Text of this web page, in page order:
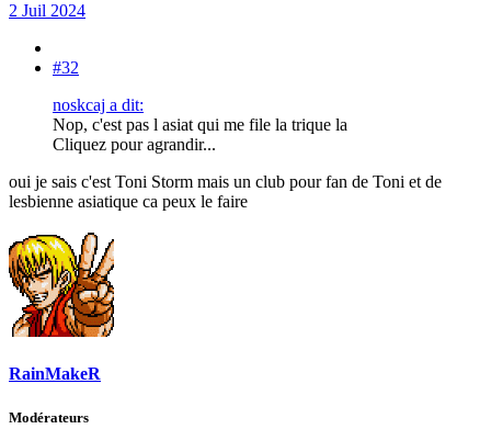
2 Juil 2024
#32
noskcaj a dit:
Nop, c'est pas l asiat qui me file la trique la
Cliquez pour agrandir...
oui je sais c'est Toni Storm mais un club pour fan de Toni et de
lesbienne asiatique ca peux le faire
RainMakeR
Modérateurs